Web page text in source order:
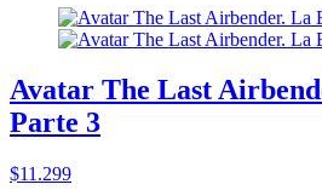
Avatar The Last
Parte 3
$11.299